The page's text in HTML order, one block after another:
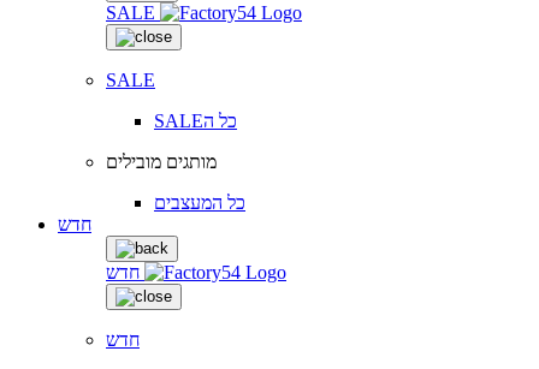
SALE
SALE
SALEכל ה
מותגים מובילים
כל המעצבים
חדש
חדש
חדש